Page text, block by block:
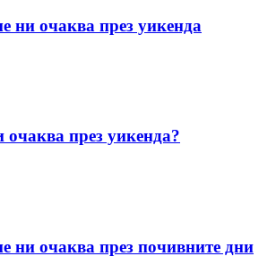
ни очаква през уикенда
през уикенда?
ни очаква през почивните дни